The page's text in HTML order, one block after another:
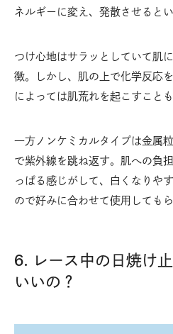
ネルギーに変え、発散させるとい
つけ心地はサラッとしていて肌
徴。しかし、肌の上で化学反応
によっては肌荒れを起こすことも
一方ノンケミカルタイプは金属
で紫外線を跳ね返す。肌への負
っぱる感じがして、白くなりや
ので好みに合わせて使用してもら
6. レース中の日焼け
いいの？